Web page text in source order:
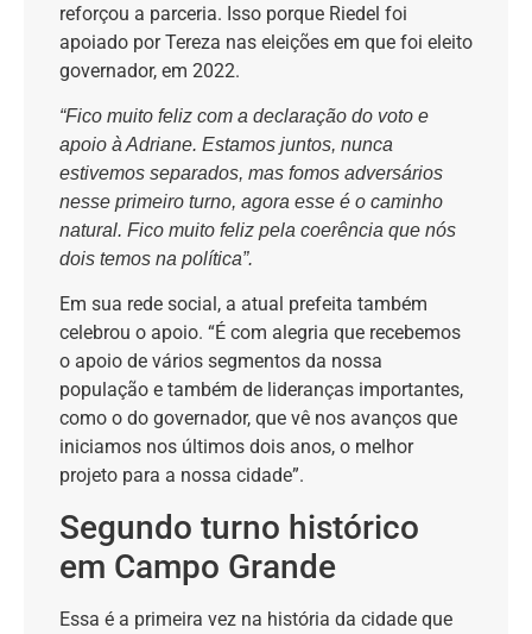
reforçou a parceria. Isso porque Riedel foi
apoiado por Tereza nas eleições em que foi eleito
governador, em 2022.
“Fico muito feliz com a declaração do voto e
apoio à Adriane. Estamos juntos, nunca
estivemos separados, mas fomos adversários
nesse primeiro turno, agora esse é o caminho
natural. Fico muito feliz pela coerência que nós
dois temos na política”.
Em sua rede social, a atual prefeita também
celebrou o apoio. “É com alegria que recebemos
o apoio de vários segmentos da nossa
população e também de lideranças importantes,
como o do governador, que vê nos avanços que
iniciamos nos últimos dois anos, o melhor
projeto para a nossa cidade”.
Segundo turno histórico
em Campo Grande
Essa é a primeira vez na história da cidade que